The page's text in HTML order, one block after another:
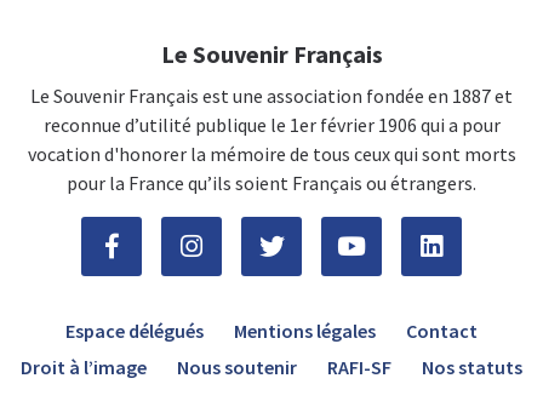
Le Souvenir Français
Le Souvenir Français est une association fondée en 1887 et
reconnue d’utilité publique le 1er février 1906 qui a pour
vocation d'honorer la mémoire de tous ceux qui sont morts
pour la France qu’ils soient Français ou étrangers.
Espace délégués Mentions légales
Contact
Droit à l’image
Nous soutenir RAFI-SF Nos statuts